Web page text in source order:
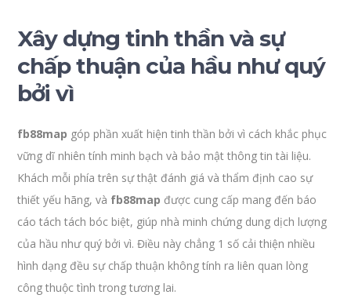
Xây dựng tinh thần và sự
chấp thuận của hầu như quý
bởi vì
fb88map góp phần xuất hiện tinh thần bởi vì cách khắc phục
vững dĩ nhiên tính minh bạch và bảo mật thông tin tài liệu.
Khách mỗi phía trên sự thật đánh giá và thẩm định cao sự
thiết yếu hãng, và fb88map được cung cấp mang đến báo
cáo tách tách bóc biệt, giúp nhà minh chứng dung dịch lượng
của hầu như quý bởi vì. Điều này chẳng 1 số cải thiện nhiều
hình dạng đều sự chấp thuận không tính ra liên quan lòng
công thuộc tình trong tương lai.